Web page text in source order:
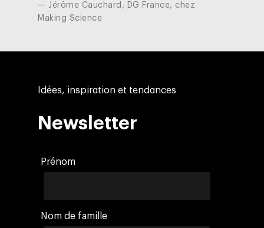
— Jérôme Cauchard, DG France, chez
Making Science
Idées, inspiration et tendances
Newsletter
Prénom
Nom de famille